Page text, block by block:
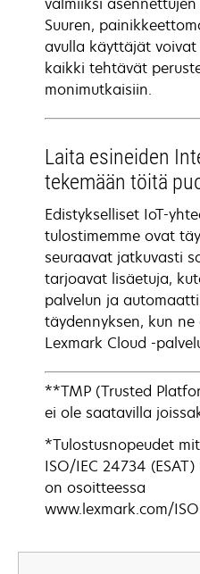
Suuren,
avulla käyttäjät
kaikki tehtävät
monimutkaisiin.
Laita esineiden
tekemään töitä
Edistykselliset IoT-
tulostimemme ovat
seuraavat jatkuvasti
tarjoavat lisäetuja,
palvelun ja
täydennyksen, kun
Lexmark Cloud -
**TMP (Trusted
ei ole saatavilla
*Tulostusnopeudet
ISO/IEC 24734
on osoitteessa
www.lexmark.com/